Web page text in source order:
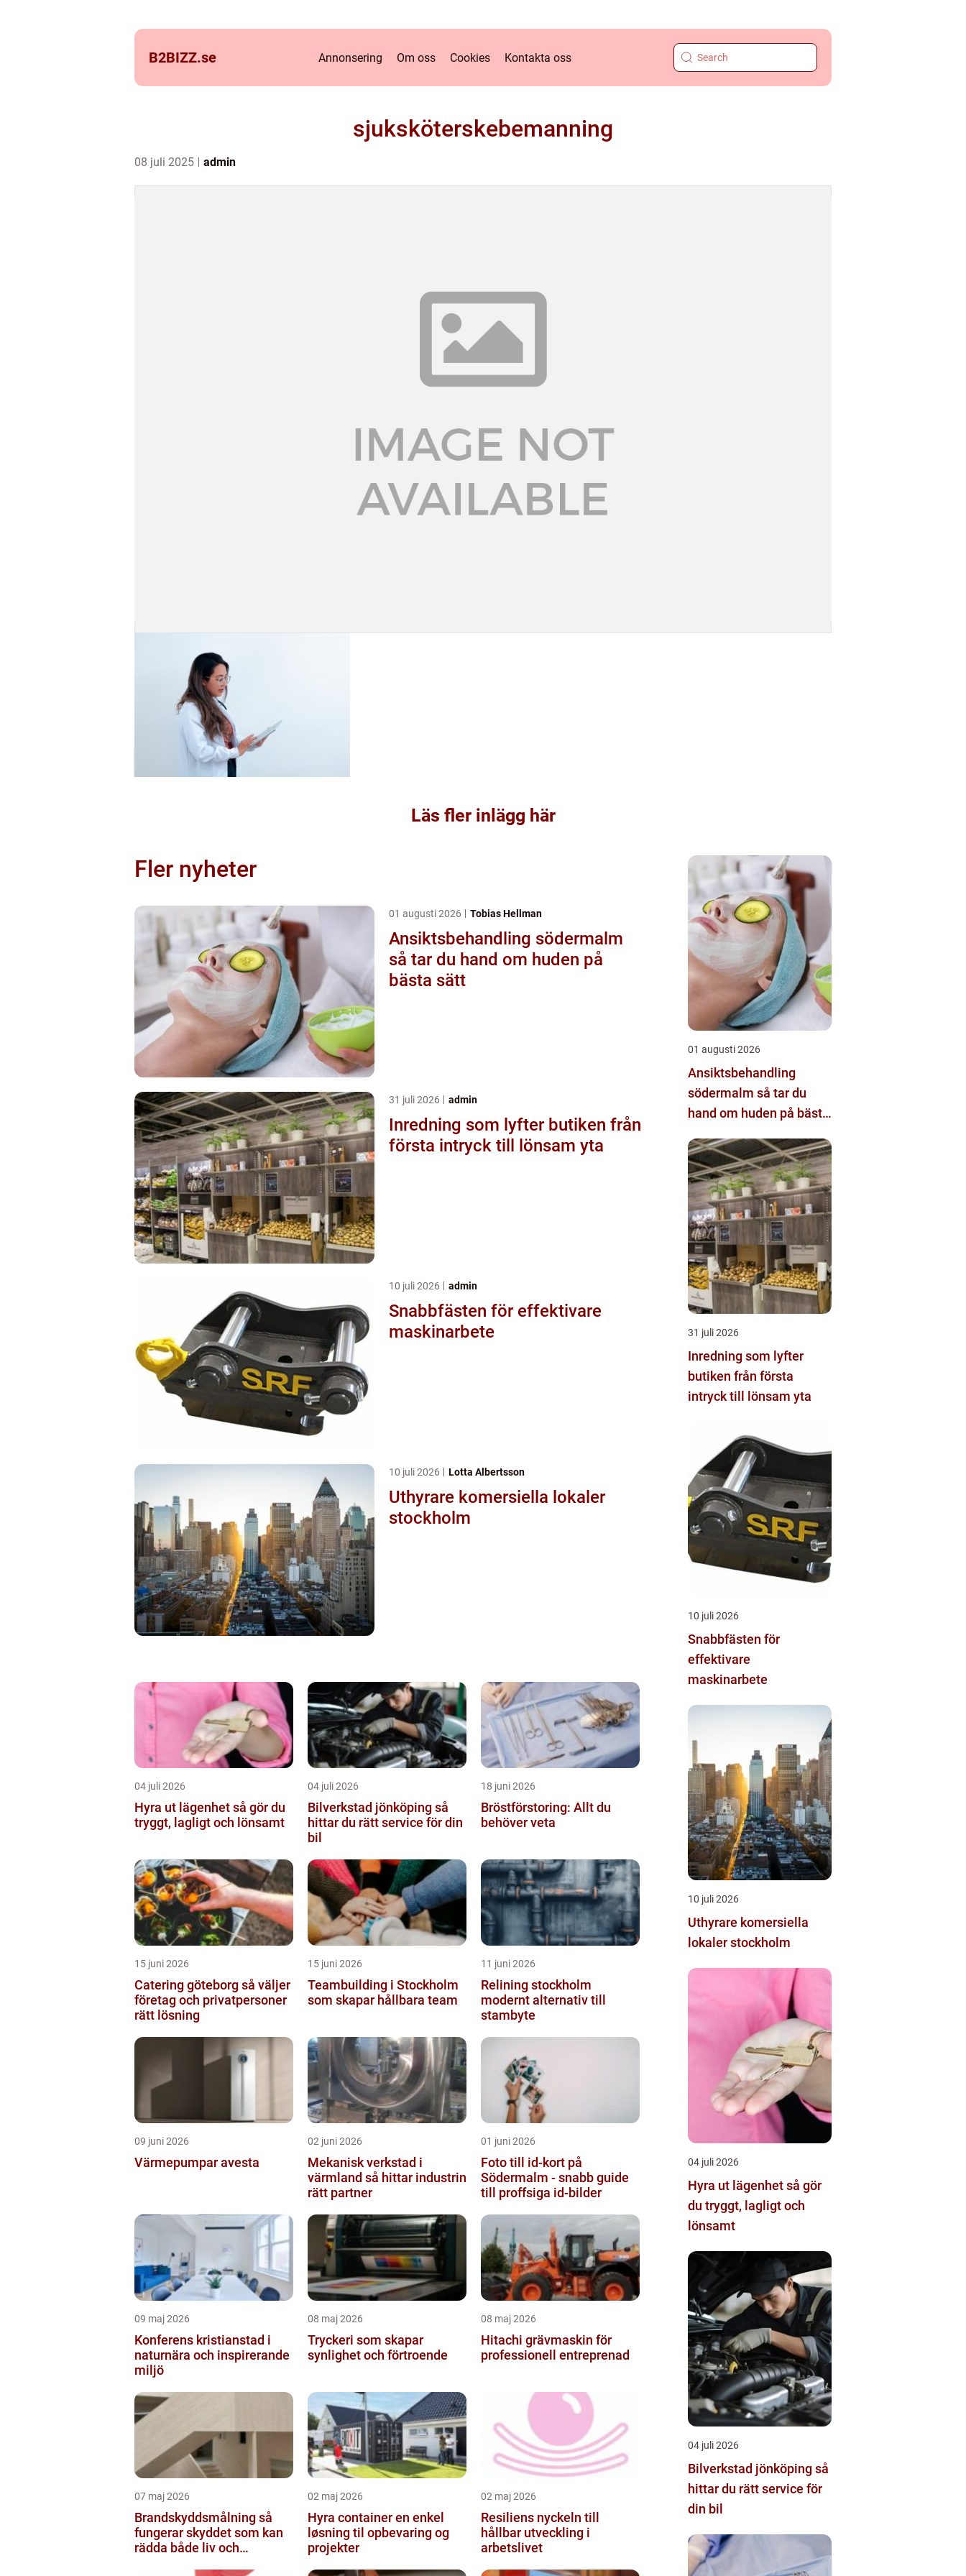
B2BIZZ.se Annonsering Om oss Cookies Kontakta oss
sjuksköterskebemanning
08 juli 2025 admin
Läs fler inlägg här
Fler nyheter
01 augusti 2026 Tobias Hellman
Ansiktsbehandling södermalm
så tar du hand om huden på
bästa sätt
31 juli 2026 admin
Inredning som lyfter butiken från
första intryck till lönsam yta
10 juli 2026 admin
Snabbfästen för effektivare
maskinarbete
10 juli 2026 Lotta Albertsson
Uthyrare komersiella lokaler
stockholm
04 juli 2026
Hyra ut lägenhet så gör du
tryggt, lagligt och lönsamt
04 juli 2026
Bilverkstad jönköping så
hittar du rätt service för din
bil
18 juni 2026
Bröstförstoring: Allt du
behöver veta
15 juni 2026
Catering göteborg så väljer
företag och privatpersoner
rätt lösning
15 juni 2026
Teambuilding i Stockholm
som skapar hållbara team
11 juni 2026
Relining stockholm
modernt alternativ till
stambyte
09 juni 2026
Värmepumpar avesta
02 juni 2026
Mekanisk verkstad i
värmland så hittar industrin
rätt partner
01 juni 2026
Foto till id-kort på
Södermalm - snabb guide
till proffsiga id-bilder
09 maj 2026
Konferens kristianstad i
naturnära och inspirerande
miljö
08 maj 2026
Tryckeri som skapar
synlighet och förtroende
08 maj 2026
Hitachi grävmaskin för
professionell entreprenad
07 maj 2026
Brandskyddsmålning så
fungerar skyddet som kan
rädda både liv och
02 maj 2026
Hyra container en enkel
løsning til opbevaring og
projekter
02 maj 2026
Resiliens nyckeln till
hållbar utveckling i
arbetslivet
01 augusti 2026
Ansiktsbehandling
södermalm så tar du
hand om huden på bästa
31 juli 2026
Inredning som lyfter
butiken från första
intryck till lönsam yta
10 juli 2026
Snabbfästen för
effektivare
maskinarbete
10 juli 2026
Uthyrare komersiella
lokaler stockholm
04 juli 2026
Hyra ut lägenhet så gör
du tryggt, lagligt och
lönsamt
04 juli 2026
Bilverkstad jönköping så
hittar du rätt service för
din bil